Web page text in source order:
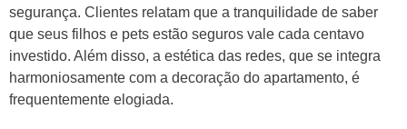
segurança. Clientes relatam que a tranquilidade de saber
que seus filhos e pets estão seguros vale cada centavo
investido. Além disso, a estética das redes, que se integra
harmoniosamente com a decoração do apartamento, é
frequentemente elogiada.